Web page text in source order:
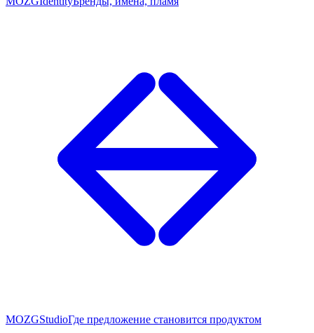
MOZGStudioГде предложение становится продуктом